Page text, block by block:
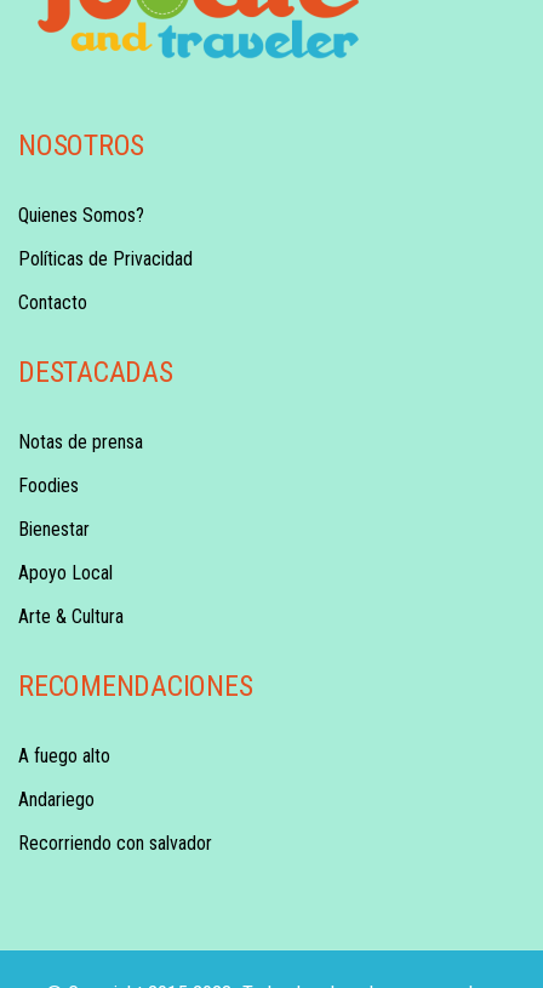
NOSOTROS
Quienes Somos?
Políticas de Privacidad
Contacto
DESTACADAS
Notas de prensa
Foodies
Bienestar
Apoyo Local
Arte & Cultura
RECOMENDACIONES
A fuego alto
Andariego
Recorriendo con salvador